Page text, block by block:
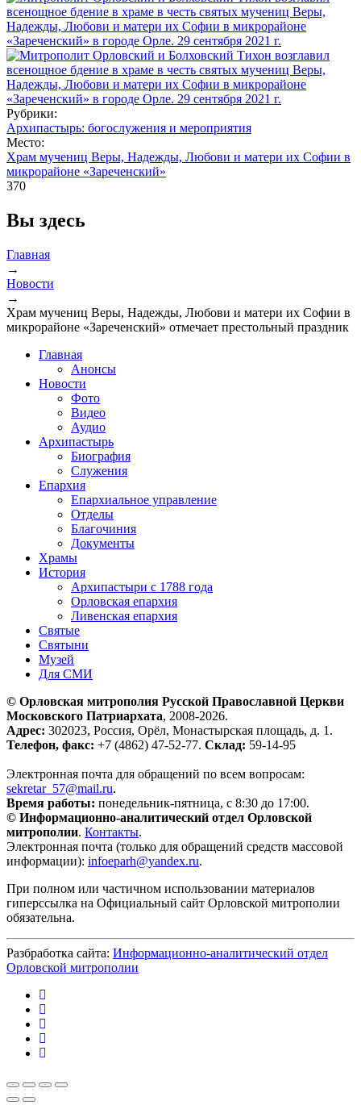
Рубрики:
Архипастырь: богослужения и мероприятия
Место:
Храм мучениц Веры, Надежды, Любови и матери их Софии в
микрорайоне «Зареченский»
370
Вы здесь
Главная
→
Новости
→
Храм мучениц Веры, Надежды, Любови и матери их Софии в
микрорайоне «Зареченский» отмечает престольный праздник
Главная
Анонсы
Новости
Фото
Видео
Аудио
Архипастырь
Биография
Служения
Епархия
Епархиальное управление
Отделы
Благочиния
Документы
Храмы
История
Архипастыри с 1788 года
Орловская епархия
Ливенская епархия
Святые
Святыни
Музей
Для СМИ
© Орловская митрополия Русской Православной Церкви
Московского Патриархата, 2008-2026.
Адрес: 302023, Россия, Орёл, Монастырская площадь, д. 1.
Телефон, факс: +7 (4862) 47-52-77. Склад: 59-14-95
Электронная почта для обращений по всем вопросам:
sekretar_57@mail.ru.
Время работы: понедельник-пятница, с 8:30 до 17:00.
© Информационно-аналитический отдел Орловской
митрополии. Контакты.
Электронная почта (только для обращений средств массовой
информации): infoeparh@yandex.ru.
При полном или частичном использовании материалов
гиперссылка на Официальный сайт Орловской митрополии
обязательна.
Разбработка сайта: Информационно-аналитический отдел
Орловской митрополии